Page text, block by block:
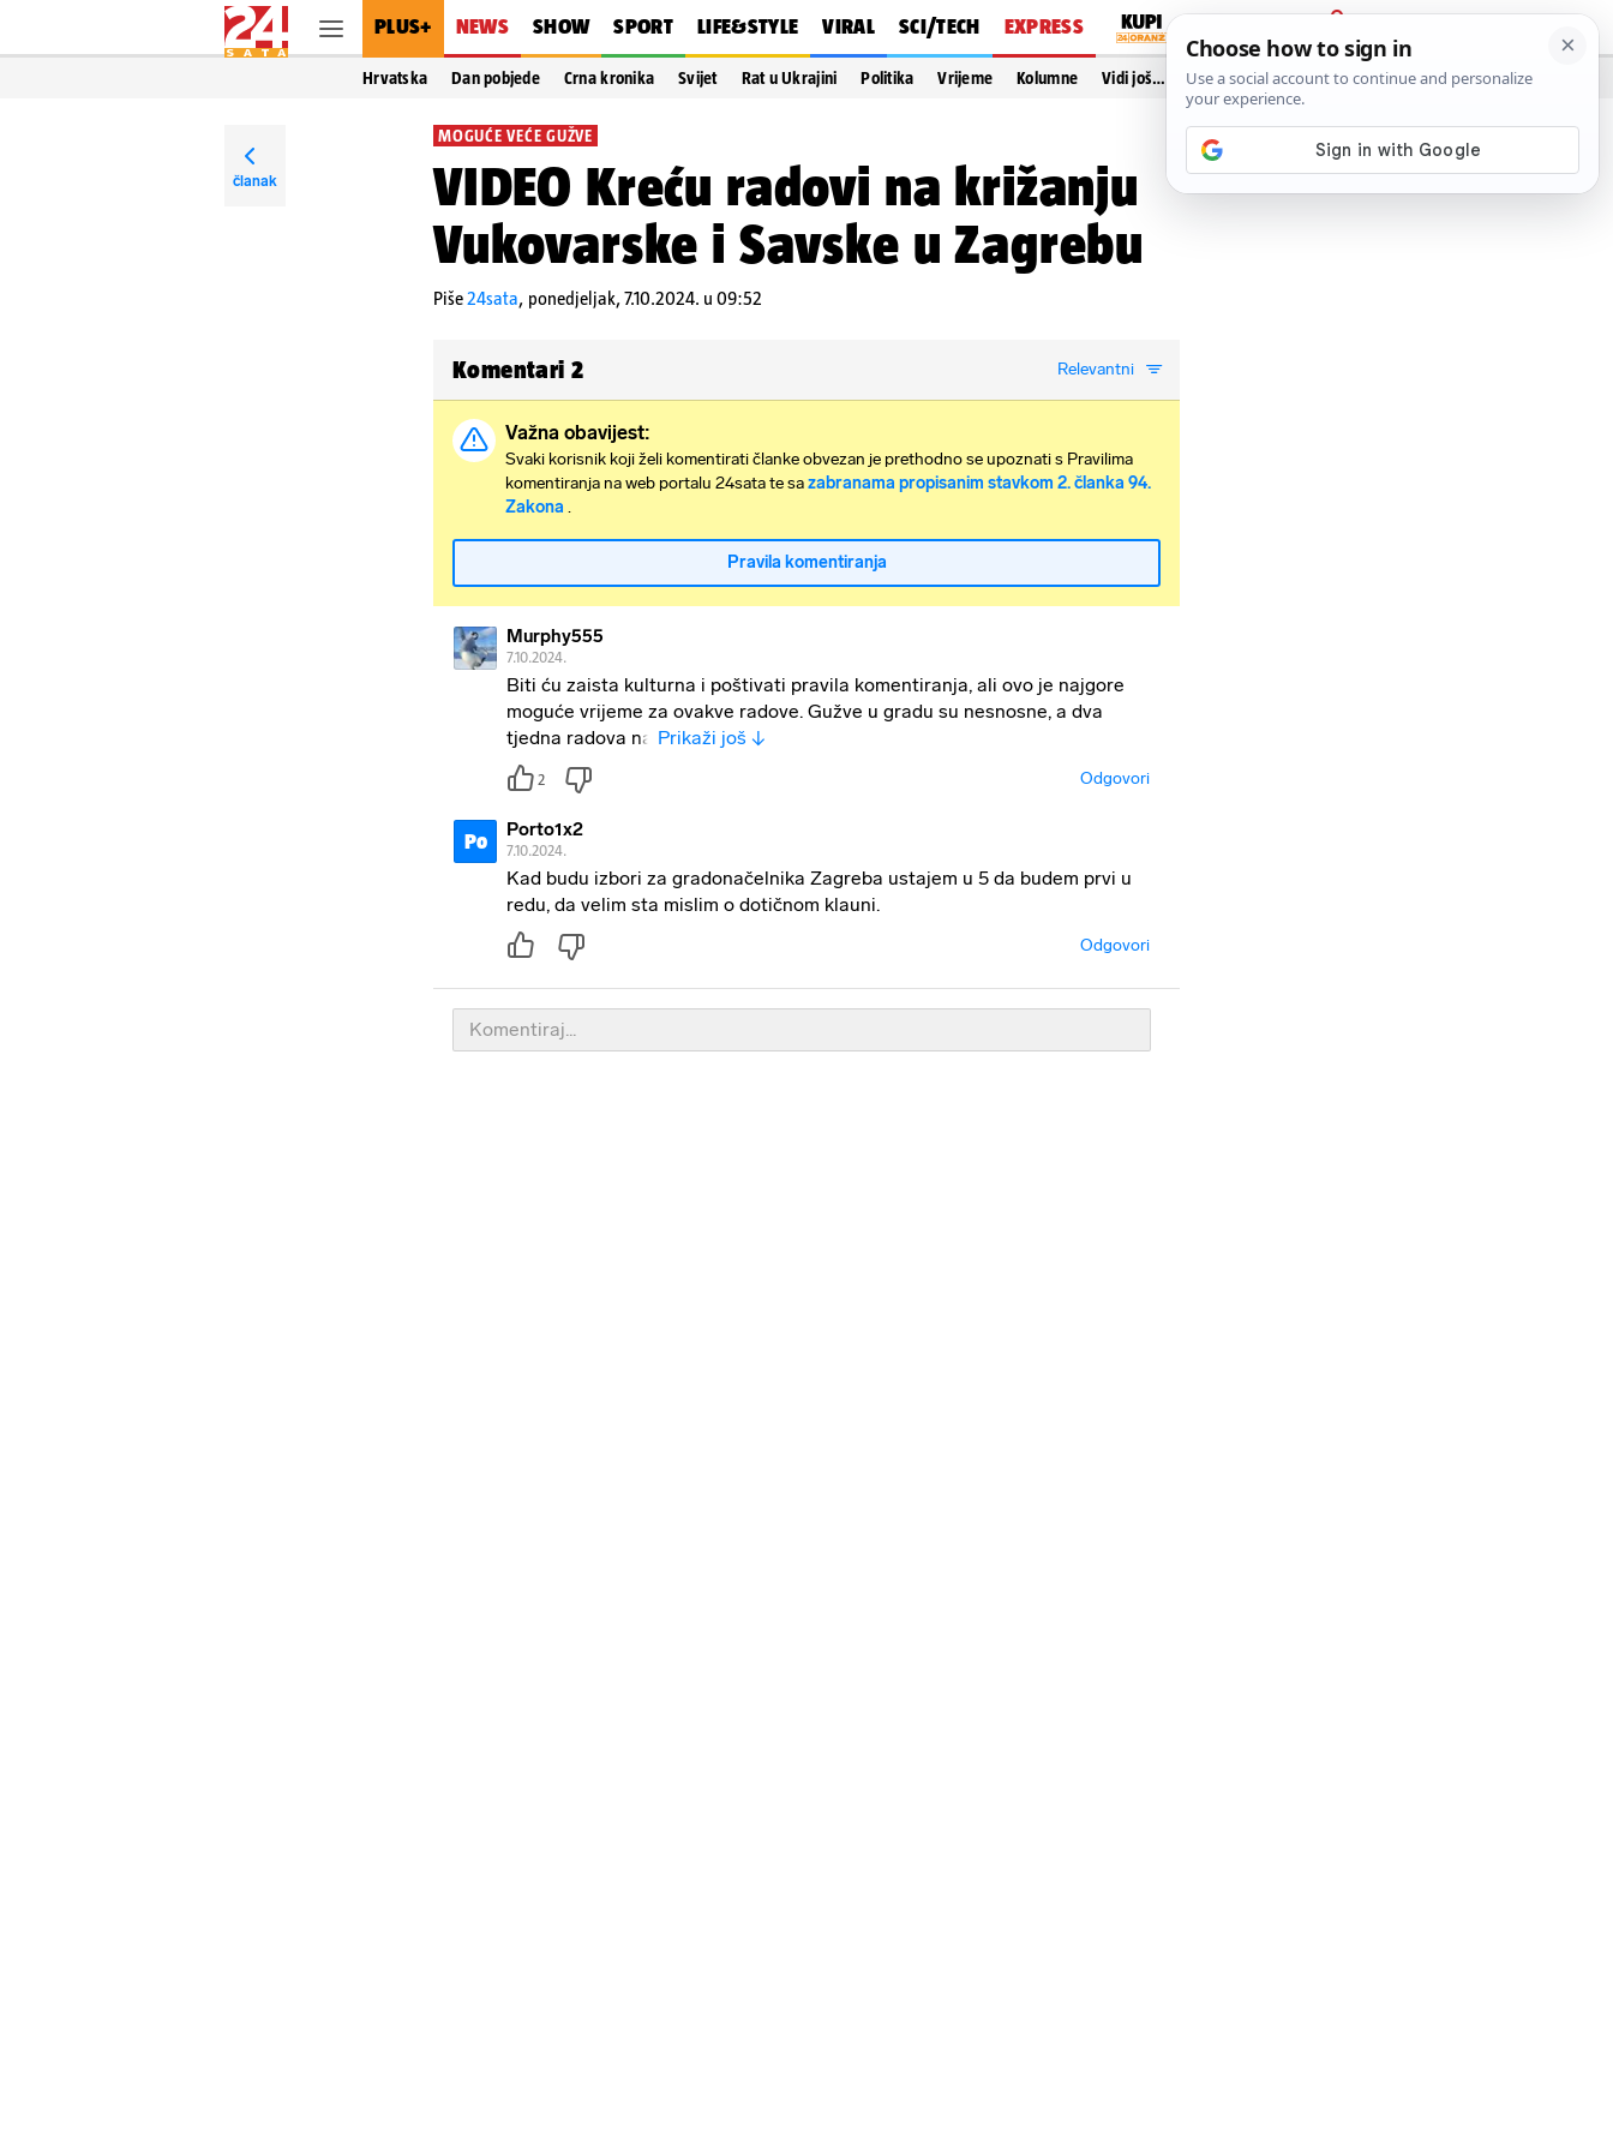
PLUS+ NEWS SHOW SPORT LIFE&STYLE VIRAL SCI/TECH EXPRESS
PRIJAVA
Hrvatska Dan pobjede Crna kronika Svijet Rat u Ukrajini Politika Vrijeme Kolumne Vidi još…
članak
MOGUĆE VEĆE GUŽVE
VIDEO Kreću radovi na križanju
Vukovarske i Savske u Zagrebu
Piše24sata, ponedjeljak, 7.10.2024. u 09:52
Komentari 2 Relevantni
Važna obavijest:
Svaki korisnik koji želi komentirati članke obvezan je prethodno se upoznati s Pravilima
komentiranja na web portalu 24sata te sazabranama propisanim stavkom 2. članka 94.
Zakona .
Pravila komentiranja
Murphy555
7.10.2024.
Biti ću zaista kulturna i poštivati pravila komentiranja, ali ovo je najgore
moguće vrijeme za ovakve radove. Gužve u gradu su nesnosne, a dva
tjedna radova na Prikaži još ↓
2 Odgovori
Po Porto1x2
7.10.2024.
Kad budu izbori za gradonačelnika Zagreba ustajem u 5 da budem prvi u
redu, da velim sta mislim o dotičnom klauni.
Odgovori